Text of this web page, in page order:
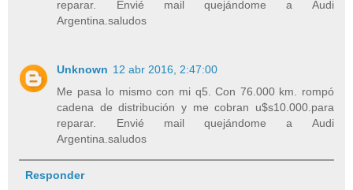
reparar. Envié mail quejándome a Audi
Argentina.saludos
Unknown 12 abr 2016, 2:47:00
Me pasa lo mismo con mi q5. Con 76.000 km. rompó
cadena de distribución y me cobran u$s10.000.para
reparar. Envié mail quejándome a Audi
Argentina.saludos
Responder